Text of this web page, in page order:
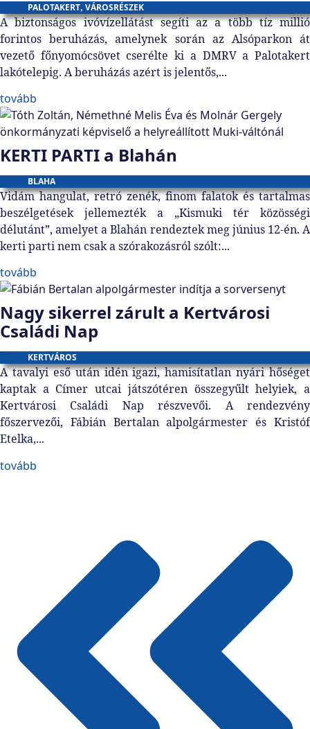
PALOTAKERT, VÁROSRÉSZEK
A biztonságos ivóvízellátást segíti az a több tíz millió
forintos beruházás, amelynek során az Alsóparkon át
vezető főnyomócsövet cserélte ki a DMRV a Palotakert
lakótelepig. A beruházás azért is jelentős,...
tovább
KERTI PARTI a Blahán
BLAHA
Vidám hangulat, retró zenék, finom falatok és tartalmas
beszélgetések jellemezték a „Kismuki tér közösségi
délutánt”, amelyet a Blahán rendeztek meg június 12-én. A
kerti parti nem csak a szórakozásról szólt:...
tovább
Nagy sikerrel zárult a Kertvárosi
Családi Nap
KERTVÁROS
A tavalyi eső után idén igazi, hamisítatlan nyári hőséget
kaptak a Címer utcai játszótéren összegyűlt helyiek, a
Kertvárosi Családi Nap részvevői. A rendezvény
főszervezői, Fábián Bertalan alpolgármester és Kristóf
Etelka,...
tovább